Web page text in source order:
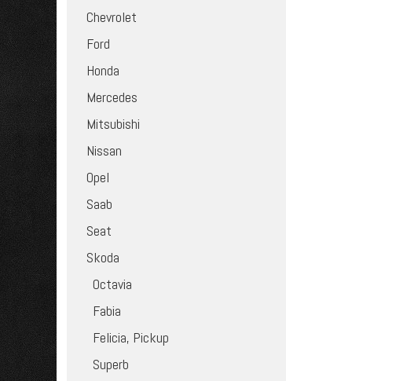
Chevrolet
Ford
Honda
Mercedes
Mitsubishi
Nissan
Opel
Saab
Seat
Skoda
Octavia
Fabia
Felicia, Pickup
Superb